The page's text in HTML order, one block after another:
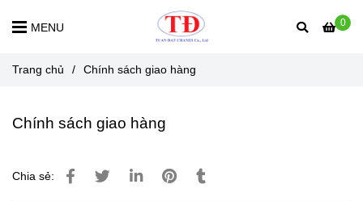
0
MENU
Trang chủ / Chính sách giao hàng
Chính sách giao hàng
Chia sẻ: